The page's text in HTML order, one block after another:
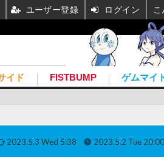
イド FISTBUMP ゲムマイ
2023.5.3 Wed 5:38 2023.5.2 Tue 20:00
ユーザー登録 ログイン